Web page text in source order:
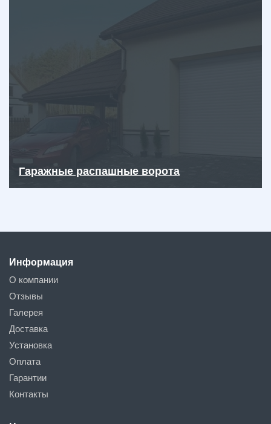
Гаражные распашные ворота
Информация
О компании
Отзывы
Галерея
Доставка
Установка
Оплата
Гарантии
Контакты